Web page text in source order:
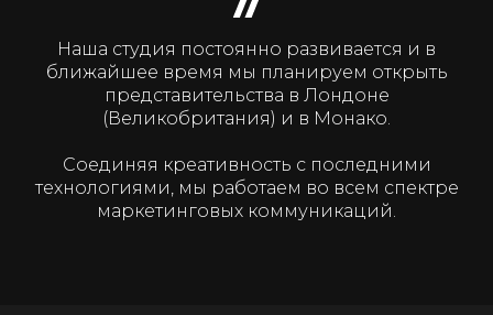
Наша студия постоянно развивается и в
ближайшее время мы планируем открыть
представительства в Лондоне
(Великобритания) и в Монако.
Соединяя креативность с последними
технологиями, мы работаем во всем спектре
маркетинговых коммуникаций.